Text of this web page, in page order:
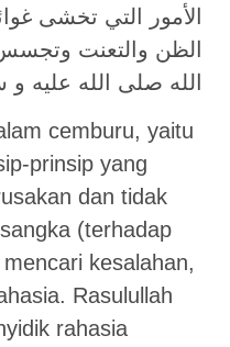
الأمور التي تخشى
الظن والتعنت
الله صلى الله عليه
cemburu, yaitu
prinsip yang
dan tidak
(terhadap
kesalahan,
Rasulullah
rahasia